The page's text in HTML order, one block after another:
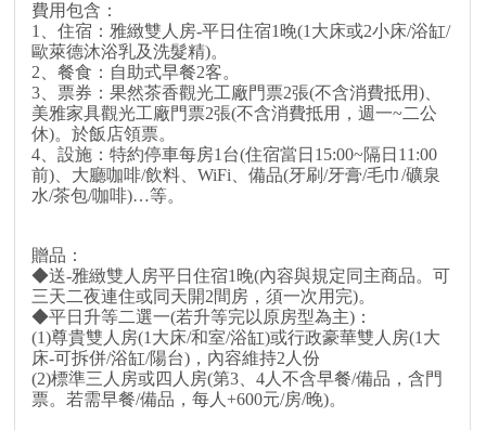
費用包含：
1、住宿：雅緻雙人房-平日住宿1晚(1大床或2小床/浴缸/
歐萊德沐浴乳及洗髮精)。
2、餐食：自助式早餐2客。
3、票券：果然茶香觀光工廠門票2張(不含消費抵用)、
美雅家具觀光工廠門票2張(不含消費抵用，週一~二公
休)。於飯店領票。
4、設施：特約停車每房1台(住宿當日15:00~隔日11:00
前)、大廳咖啡/飲料、WiFi、備品(牙刷/牙膏/毛巾/礦泉
水/茶包/咖啡)…等。
贈品：
◆送-雅緻雙人房平日住宿1晚(內容與規定同主商品。可
三天二夜連住或同天開2間房，須一次用完)。
◆平日升等二選一(若升等完以原房型為主)：
(1)尊貴雙人房(1大床/和室/浴缸)或行政豪華雙人房(1大
床-可拆併/浴缸/陽台)，內容維持2人份
(2)標準三人房或四人房(第3、4人不含早餐/備品，含門
票。若需早餐/備品，每人+600元/房/晚)。